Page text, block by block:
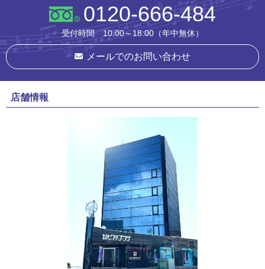
0120-666-484
受付時間 10:00～18:00（年中無休）
メールでのお問い合わせ
店舗情報